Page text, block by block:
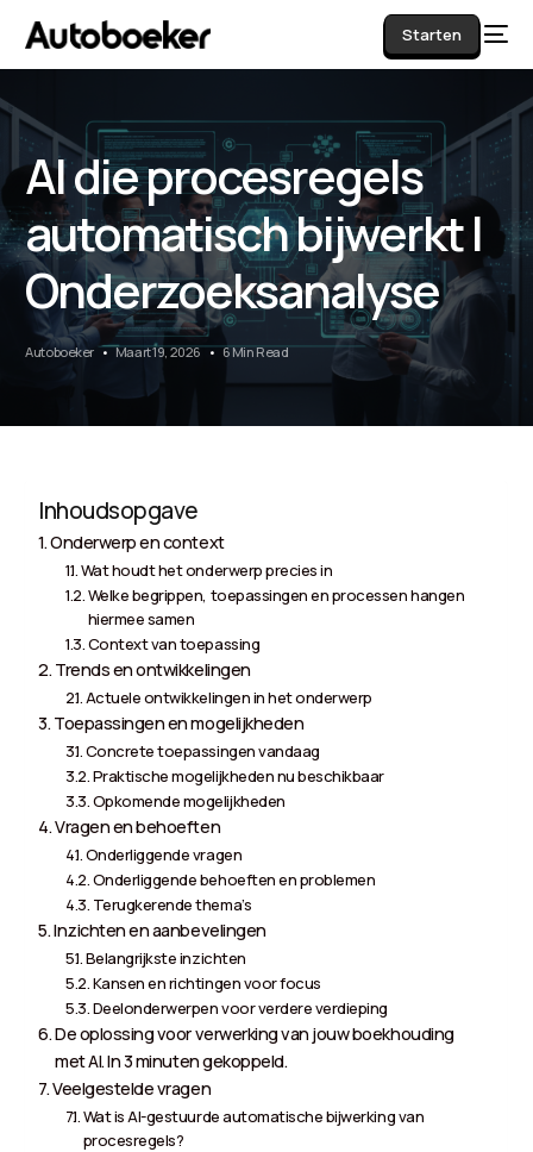
Starten
AI die procesregels
automatisch bijwerkt |
Onderzoeksanalyse
Autoboeker Maart 19, 2026 6 Min Read
Inhoudsopgave
Onderwerp en context
Wat houdt het onderwerp precies in
Welke begrippen, toepassingen en processen hangen
hiermee samen
Context van toepassing
Trends en ontwikkelingen
Actuele ontwikkelingen in het onderwerp
Toepassingen en mogelijkheden
Concrete toepassingen vandaag
Praktische mogelijkheden nu beschikbaar
Opkomende mogelijkheden
Vragen en behoeften
Onderliggende vragen
Onderliggende behoeften en problemen
Terugkerende thema’s
Inzichten en aanbevelingen
Belangrijkste inzichten
Kansen en richtingen voor focus
Deelonderwerpen voor verdere verdieping
De oplossing voor verwerking van jouw boekhouding
met AI. In 3 minuten gekoppeld.
Veelgestelde vragen
Wat is AI-gestuurde automatische bijwerking van
procesregels?
AI